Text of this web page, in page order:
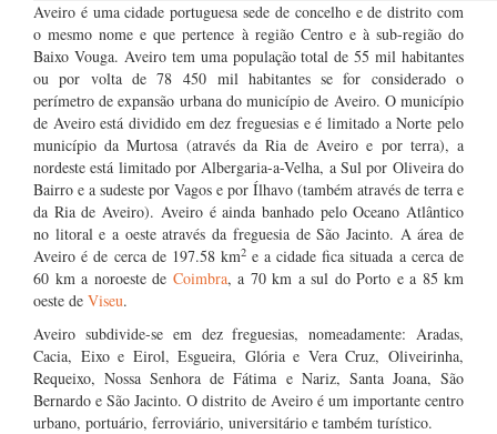
Aveiro é uma cidade portuguesa sede de concelho e de distrito com
o mesmo nome e que pertence à região Centro e à sub-região do
Baixo Vouga. Aveiro tem uma população total de 55 mil habitantes
ou por volta de 78 450 mil habitantes se for considerado o
perímetro de expansão urbana do município de Aveiro. O município
de Aveiro está dividido em dez freguesias e é limitado a Norte pelo
município da Murtosa (através da Ria de Aveiro e por terra), a
nordeste está limitado por Albergaria-a-Velha, a Sul por Oliveira do
Bairro e a sudeste por Vagos e por Ílhavo (também através de terra e
da Ria de Aveiro). Aveiro é ainda banhado pelo Oceano Atlântico
no litoral e a oeste através da freguesia de São Jacinto. A área de
Aveiro é de cerca de 197.58 km2 e a cidade fica situada a cerca de
60 km a noroeste de Coimbra, a 70 km a sul do Porto e a 85 km
oeste de Viseu.
Aveiro subdivide-se em dez freguesias, nomeadamente: Aradas,
Cacia, Eixo e Eirol, Esgueira, Glória e Vera Cruz, Oliveirinha,
Requeixo, Nossa Senhora de Fátima e Nariz, Santa Joana, São
Bernardo e São Jacinto. O distrito de Aveiro é um importante centro
urbano, portuário, ferroviário, universitário e também turístico.